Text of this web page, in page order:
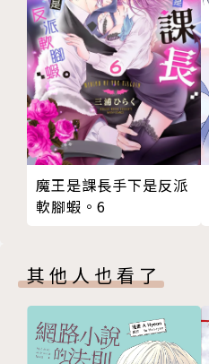
魔王是課長手下是反派
軟腳蝦。6
其他人也看了